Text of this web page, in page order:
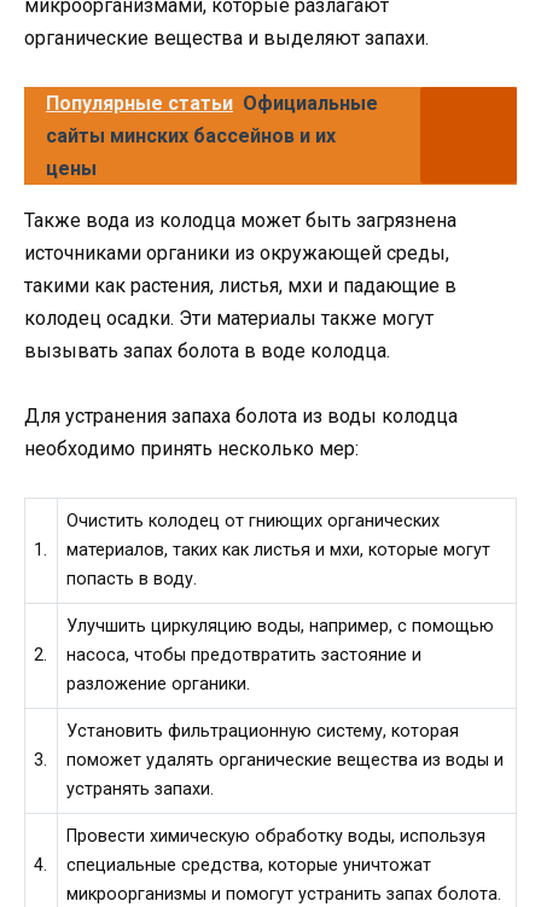
микроорганизмами, которые разлагают
органические вещества и выделяют запахи.
Популярные статьи Официальные
сайты минских бассейнов и их
цены
Также вода из колодца может быть загрязнена
источниками органики из окружающей среды,
такими как растения, листья, мхи и падающие в
колодец осадки. Эти материалы также могут
вызывать запах болота в воде колодца.
Для устранения запаха болота из воды колодца
необходимо принять несколько мер:
1.
Очистить колодец от гниющих органических
материалов, таких как листья и мхи, которые могут
попасть в воду.
2.
Улучшить циркуляцию воды, например, с помощью
насоса, чтобы предотвратить застояние и
разложение органики.
3.
Установить фильтрационную систему, которая
поможет удалять органические вещества из воды и
устранять запахи.
4.
Провести химическую обработку воды, используя
специальные средства, которые уничтожат
микроорганизмы и помогут устранить запах болота.